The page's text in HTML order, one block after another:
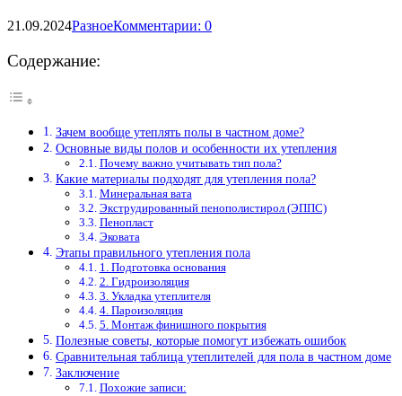
21.09.2024РазноеКомментарии: 0
Содержание:
Зачем вообще утеплять полы в частном доме?
Основные виды полов и особенности их утепления
Почему важно учитывать тип пола?
Какие материалы подходят для утепления пола?
Минеральная вата
Экструдированный пенополистирол (ЭППС)
Пенопласт
Эковата
Этапы правильного утепления пола
1. Подготовка основания
2. Гидроизоляция
3. Укладка утеплителя
4. Пароизоляция
5. Монтаж финишного покрытия
Полезные советы, которые помогут избежать ошибок
Сравнительная таблица утеплителей для пола в частном доме
Заключение
Похожие записи: